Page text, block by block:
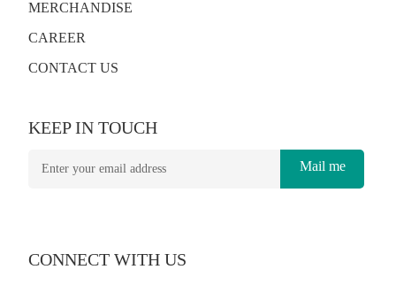
MERCHANDISE
CAREER
CONTACT US
KEEP IN TOUCH
Mail me
CONNECT WITH US